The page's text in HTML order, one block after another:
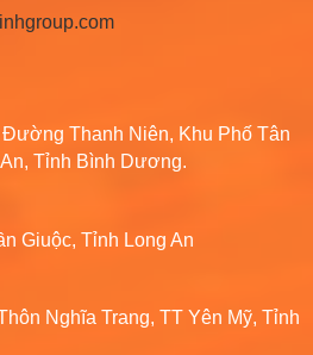
Đường Thanh Niên, Khu Phố Tân
Tỉnh Bình Dương.
Giuộc, Tỉnh Long An
Nghĩa Trang, TT Yên Mỹ, Tỉnh